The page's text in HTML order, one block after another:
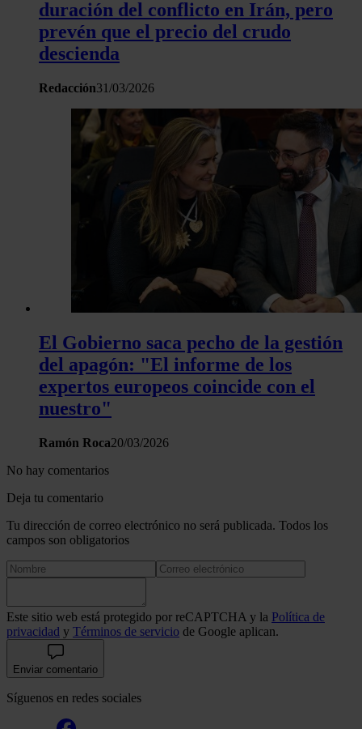
duración del conflicto en Irán, pero
prevén que el precio del crudo
descienda
Redacción31/03/2026
El Gobierno saca pecho de la gestión
del apagón: "El informe de los
expertos europeos coincide con el
nuestro"
Ramón Roca20/03/2026
No hay comentarios
Deja tu comentario
Tu dirección de correo electrónico no será publicada. Todos los
campos son obligatorios
Este sitio web está protegido por reCAPTCHA y la Política de
privacidad y Términos de servicio de Google aplican.
Enviar comentario
Síguenos en redes sociales